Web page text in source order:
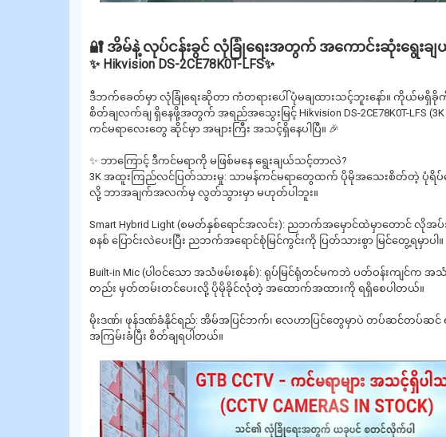
🔐 အိမ်နဲ့ လုပ်ငန်းခွင် လုံခြုံရေးအတွက် အကောင်းဆုံးရွေးချ
✨ Hikvision DS-2CE78K0T-LFS✨
ဒီဘက်ခေတ်မှာ လုံခြုံရေးဆိုတာ ကံတရားပေါ် ပုံမချထားသင့်ဘူးနော်။ ကိုယ်မရှိ
စိတ်ချလက်ချ ရှိနေဖို့အတွက် အရည်အသွေးမြင့် Hikvision DS-2CE78K0T-LFS (3K
ကင်မရာလေးတွေ ဆိုင်မှာ အများကြီး အသင့်ရှိနေပါပြီ။ 🎉
✨ ဘာကြောင့် ဒီကင်မရာကို မဖြစ်မနေ ရွေးချယ်သင့်တာလဲ?
3K အထူးကြည်လင်ပြတ်သားမှု: သာမန်ကင်မရာတွေထက် ပိုမိုအသေးစိတ်တဲ့ ပုံရိပ်
လို့ ဘာအချက်အလက်မှ လွတ်သွားမှာ မဟုတ်ပါဘူး။
Smart Hybrid Light (စမတ်နှစ်ရောင်အလင်း): ညဘက်အမှောင်ထဲမှာတောင် လို
စနစ် ပြောင်းလဲပေးပြီး ညဘက်အရောင်စုံမြင်ကွင်းကို ပြတ်သားစွာ မြင်တွေ့ရမှာပါ။
Built-in Mic (ပါဝင်သော အသံဖမ်းစနစ်): ရုပ်မြင်ရုံတင်မကဘဲ ပတ်ဝန်းကျင်က
တည်း မှတ်တမ်းတင်ပေးလို့ ပိုမိုခိုင်လုံတဲ့ အထောက်အထားကို ရရှိစေပါတယ်။
မိုးဒဏ်၊ ဖုန်ဒဏ်ခံနိုင်ရည်: အိမ်အပြင်ဘက်၊ လေဟာပြင်တွေမှာပဲ တပ်ဆင်တပ်ဆ
အကြမ်းခံပြီး စိတ်ချရပါတယ်။